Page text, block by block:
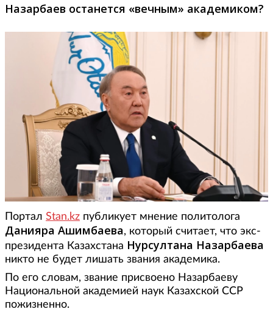
Назарбаев останется «вечным» академиком?
Портал Stan.kz публикует мнение политолога
Данияра Ашимбаева, который считает, что экс-
президента Казахстана Нурсултана Назарбаева
никто не будет лишать звания академика.
По его словам, звание присвоено Назарбаеву
Национальной академией наук Казахской ССР
пожизненно.